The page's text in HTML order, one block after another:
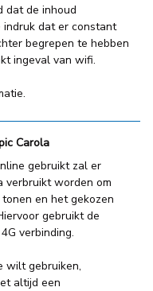
dat de inhoud
dat er constant
begrepen te hebben
ingeval van wifi.
Carola
gebruikt zal er
worden om
en het gekozen
gebruikt de
verbinding.
wilt gebruiken,
altijd een